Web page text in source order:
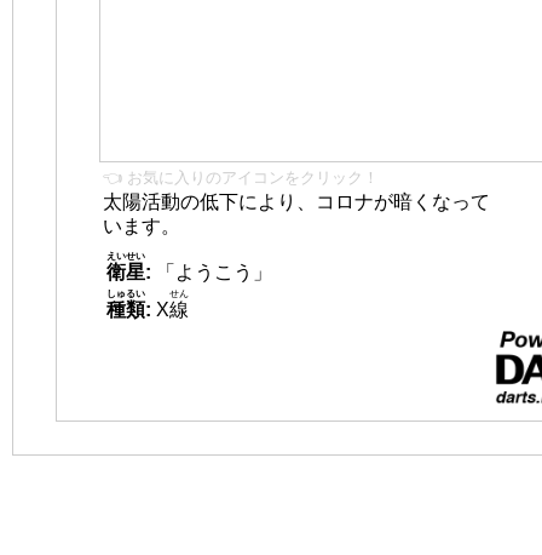
👈 お気に入りのアイコンをクリック！
太陽活動の低下により、コロナが暗くなって
います。
衛星
えいせい
:
「ようこう」
種類
しゅるい
: X線
せん